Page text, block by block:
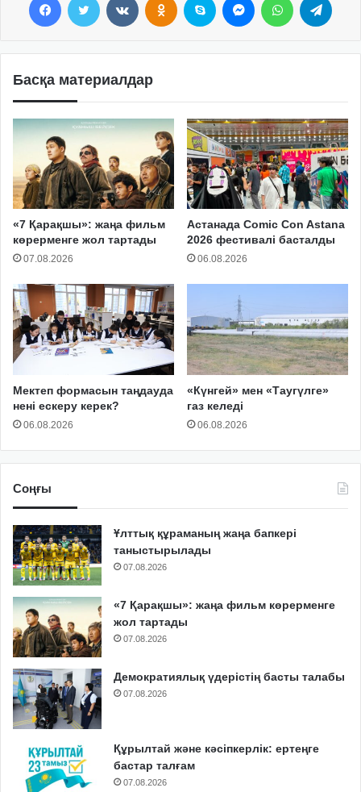
Басқа материалдар
«7 Қарақшы»: жаңа фильм
көрерменге жол тартады
07.08.2026
Астанада Comic Con Astana
2026 фестивалі басталды
06.08.2026
Мектеп формасын таңдауда
нені ескеру керек?
06.08.2026
«Күнгей» мен «Таугүлге»
газ келеді
06.08.2026
Соңғы
Ұлттық құраманың жаңа бапкері
таныстырылады
07.08.2026
«7 Қарақшы»: жаңа фильм көрерменге
жол тартады
07.08.2026
Демократиялық үдерістің басты талабы
07.08.2026
Құрылтай және кәсіпкерлік: ертеңге
бастар талғам
07.08.2026